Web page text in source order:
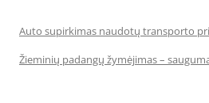
Auto supirkimas naudotų transporto
Žieminių padangų žymėjimas –